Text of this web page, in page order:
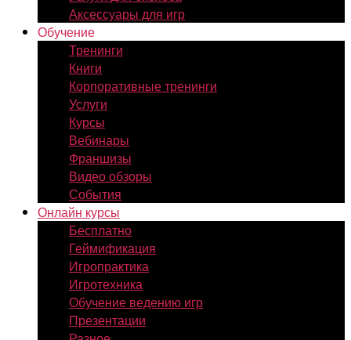
Аксессуары для игр
Обучение
Тренинги
Книги
Корпоративные тренинги
Услуги
Курсы
Вебинары
Франшизы
Видео обзоры
События
Онлайн курсы
Бесплатно
Геймификация
Игропрактика
Игротехника
Обучение ведению игр
Презентации